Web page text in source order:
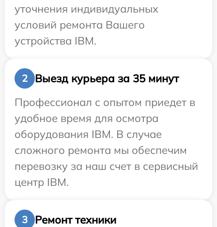
уточнения индивидуальных
условий ремонта Вашего
устройства IBM.
2
Выезд курьера за 35 минут
Профессионал с опытом приедет в
удобное время для осмотра
оборудования IBM. В случае
сложного ремонта мы обеспечим
перевозку за наш счет в сервисный
центр IBM.
3
Ремонт техники